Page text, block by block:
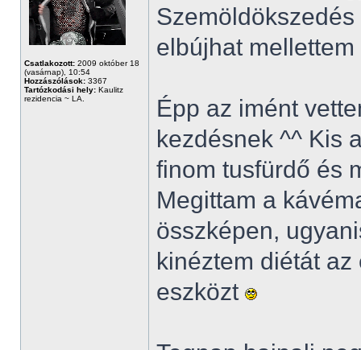
Csatlakozott: 2009 október 18
(vasárnap), 10:54
Hozzászólások: 3367
Tartózkodási hely: Kaulitz
rezidencia ~ LA.
elbújhat mellettem
Épp az imént
kezdésnek ^^ Kis
finom tusfürdő és
Megittam a
összképen,
kinéztem diétát
eszközt